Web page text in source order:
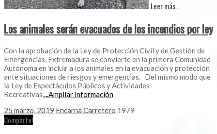
Leer más...
Los animales serán evacuados de los incendios por ley
Con la aprobación de la Ley de Protección Civil y de Gestión de
Emergencias, Extremadura se convierte en la primera Comunidad
Autónoma en incluir a los animales en la evacuación y protección
ante situaciones de riesgos y emergencias. Del mismo modo que
la Ley de Espectáculos Públicos y Actividades
Recreativas,...Ampliar información
25 marzo, 2019 Encarna Carretero 1979
Comparte!